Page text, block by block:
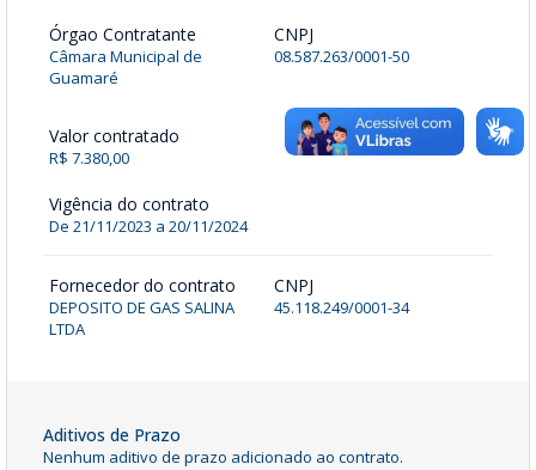
Órgao Contratante
Câmara Municipal de
Guamaré
CNPJ
08.587.263/0001-50
Valor contratado
R$ 7.380,00
Vigência do contrato
De 21/11/2023 a 20/11/2024
Fornecedor do contrato
DEPOSITO DE GAS SALINA
LTDA
CNPJ
45.118.249/0001-34
Aditivos de Prazo
Nenhum aditivo de prazo adicionado ao contrato.